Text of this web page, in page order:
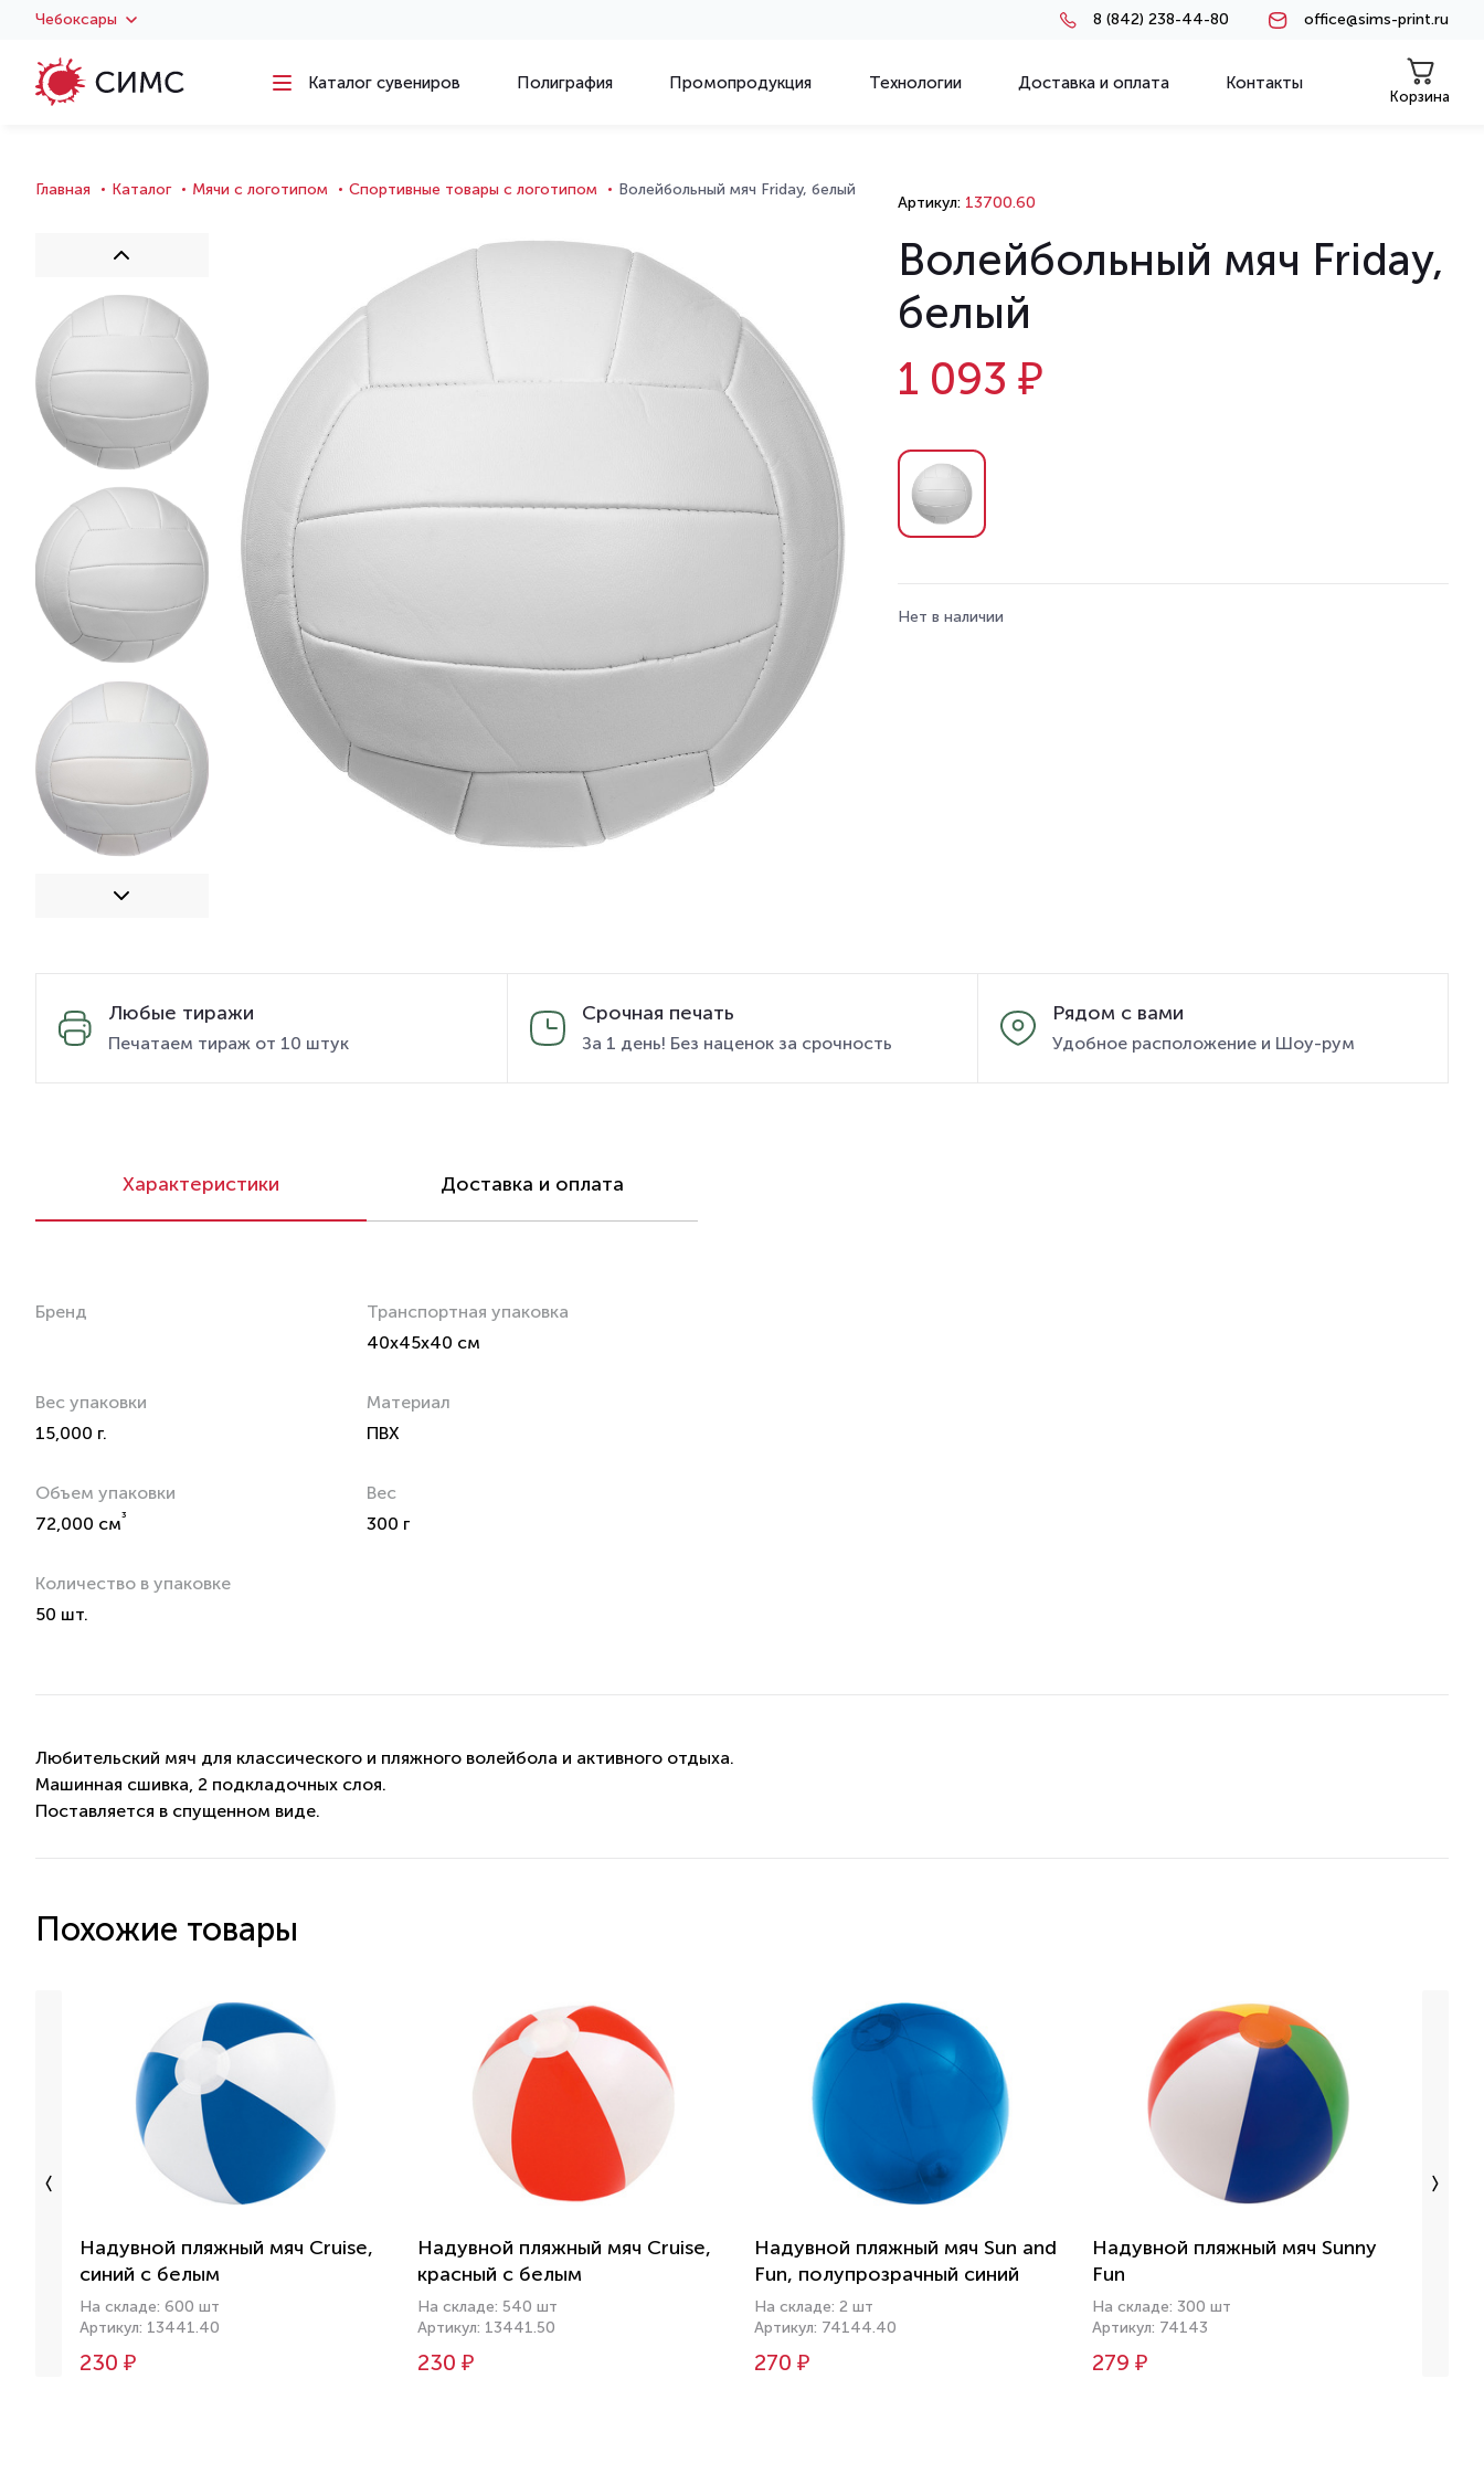
Чебоксары 8 (842) 238-44-80 office@sims-print.ru
Каталог сувениров Полиграфия Промопродукция Технологии Доставка и оплата Контакты
Корзина
Главная Каталог Мячи с логотипом Спортивные товары с логотипом Волейбольный мяч Friday, белый
Артикул:13700.60
Волейбольный мяч Friday,
белый
1 093 ₽
Нет в наличии
Любые тиражи
Печатаем тираж от 10 штук
Срочная печать
За 1 день! Без наценок за срочность
Рядом с вами
Удобное расположение и Шоу-рум
Характеристики Доставка и оплата
Бренд
Транспортная упаковка
40x45x40 см
Вес упаковки
15,000 г.
Материал
ПВХ
Объем упаковки
72,000 см³
Вес
300 г
Количество в упаковке
50 шт.
Любительский мяч для классического и пляжного волейбола и активного отдыха.
Машинная сшивка, 2 подкладочных слоя.
Поставляется в спущенном виде.
Похожие товары
Надувной пляжный мяч Cruise,
синий с белым
На складе: 600 шт
Артикул: 13441.40
230 ₽
Надувной пляжный мяч Cruise,
красный с белым
На складе: 540 шт
Артикул: 13441.50
230 ₽
Надувной пляжный мяч Sun and
Fun, полупрозрачный синий
На складе: 2 шт
Артикул: 74144.40
270 ₽
Надувной пляжный мяч Sunny
Fun
На складе: 300 шт
Артикул: 74143
279 ₽